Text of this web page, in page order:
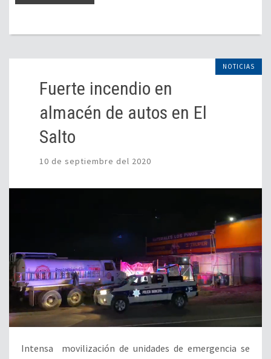
NOTICIAS
Fuerte incendio en
almacén de autos en El
Salto
10 de septiembre del 2020
Intensa movilización de unidades de emergencia se